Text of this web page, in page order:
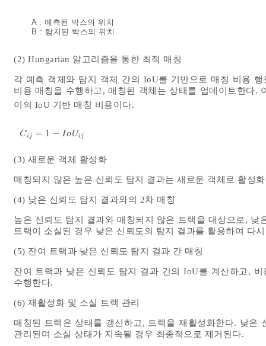
A : 예측된 박스의 위치
B : 탐지된 박스의 위치
(2) Hungarian 알고리즘을 통한 최적 매칭
각 예측 객체와 탐지 객체 간의 IoU를 기반으로 매칭 비용
비용 매칭을 수행하고, 매칭된 객체는 상태를 업데이트한다.
이의 IoU 기반 매칭 비용이다.
Cij = 1 − IoUij
C j=1 -IoUij
(3) 새로운 객체 활성화
매칭되지 않은 높은 신뢰도 탐지 결과는 새로운 객체로 활성
(4) 낮은 신뢰도 탐지 결과와의 2차 매칭
높은 신뢰도 탐지 결과와 매칭되지 않은 트랙을 대상으로,
트랙이 소실된 경우 낮은 신뢰도의 탐지 결과를 활용하여 다
(5) 잔여 트랙과 낮은 신뢰도 탐지 결과 간 매칭
잔여 트랙과 낮은 신뢰도 탐지 결과 간의 IoU를 계산하고,
수행한다.
(6) 재활성화 및 소실 트랙 관리
매칭된 트랙은 상태를 갱신하고, 트랙을 재활성화한다. 낮은
관리된며 소실 상태가 지속될 경우 최종적으로 제거된다.